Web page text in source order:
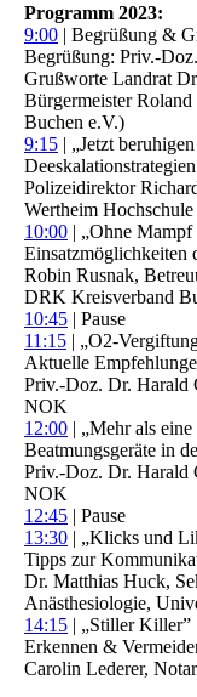
Programm 2023:
9:00 | Begrüßung &
Begrüßung: Priv.-
Grußworte Landrat
Bürgermeister
Buchen e.V.)
9:15 | „Jetzt
Polizeidirektor
Wertheim
10:00 | „Ohne
Einsatzmöglichkeiten
Robin Rusnak,
DRK Kreisverband
10:45 | Pause
11:15 | „O2-
Aktuelle
Priv.-Doz. Dr. Harald
NOK
12:00 | „Mehr als
Beatmungsgeräte in
Priv.-Doz. Dr. Harald
NOK
12:45 | Pause
13:30 | „Klicks und
Tipps zur
Dr. Matthias Huck,
Anästhesiologie,
14:15 | „Stiller Killer”
Erkennen &
Carolin Lederer,